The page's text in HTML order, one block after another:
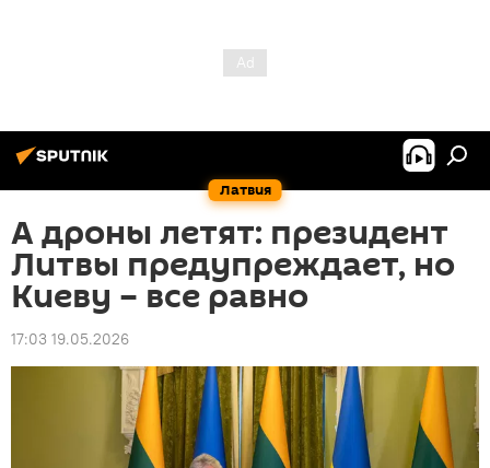
Латвия
А дроны летят: президент
Литвы предупреждает, но
Киеву – все равно
17:03 19.05.2026